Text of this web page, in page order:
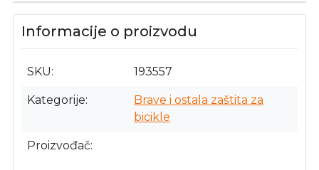
Informacije o proizvodu
SKU 193557
Kategorije
Brave i ostala zaštita za
bicikle
Proizvođač